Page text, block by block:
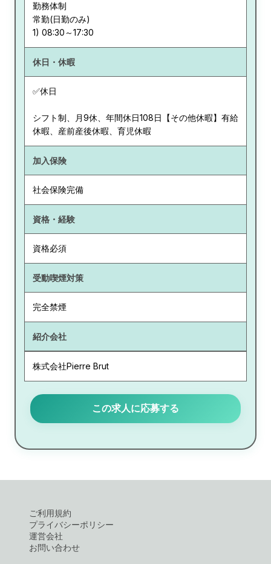
勤務体制
常勤(日勤のみ)
休日・休暇
✅休日
シフト制、月9休、年間休日108日【その他休暇】有給
休暇、産前産後休暇、育児休暇
加入保険
社会保険完備
資格・経験
資格必須
受動喫煙対策
完全禁煙
紹介会社
株式会社Pierre Brut
この求人に応募する
ご利用規約
プライバシーポリシー
運営会社
お問い合わせ